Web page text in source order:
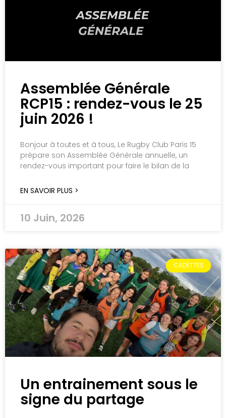
Assemblée Générale
RCP15 : rendez-vous le 25
juin 2026 !
Bonjour à toutes et à tous, Le Rugby Club Paris 15
prépare son Assemblée Générale annuelle, un
rendez-vous important pour faire le bilan de la
EN SAVOIR PLUS >
10 Juin, 2026
CADETTES
Un entrainement sous le
signe du partage